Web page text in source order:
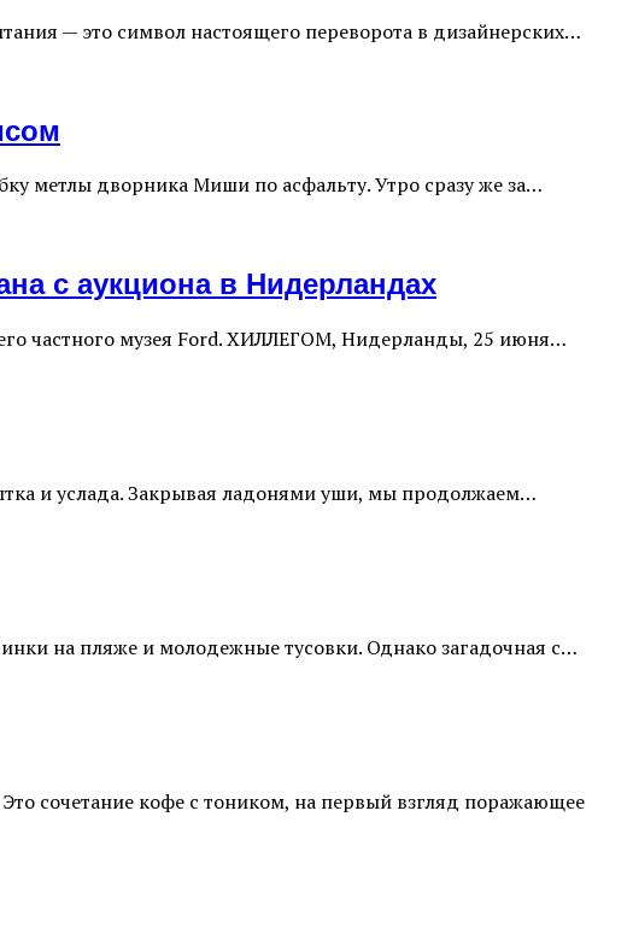
— это символ настоящего переворота в дизайнерских…
метлы дворника Миши по асфальту. Утро сразу же за…
с аукциона в Нидерландах
частного музея Ford. ХИЛЛЕГОМ, Нидерланды, 25 июня…
и услада. Закрывая ладонями уши, мы продолжаем…
на пляже и молодежные тусовки. Однако загадочная с…
сочетание кофе с тоником, на первый взгляд поражающее